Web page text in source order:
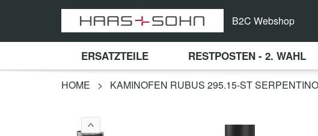
B2C Webshop
ERSATZTEILE RESTPOSTEN - 2. WAHL
HOME > KAMINOFEN RUBUS 295.15-ST